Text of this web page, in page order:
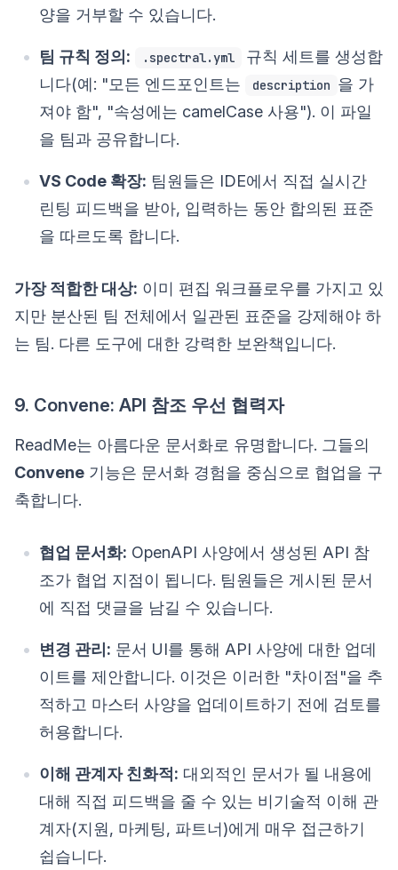
양을 거부할 수 있습니다.
팀 규칙 정의: .spectral.yml
규칙 세트를 생성합
니다(예: "모든 엔드포인트는
description 을 가
져야 함", "속성에는 camelCase 사용"). 이 파일
을 팀과 공유합니다.
VS Code 확장: 팀원들은 IDE에서 직접 실시간
린팅 피드백을 받아, 입력하는 동안 합의된 표준
을 따르도록 합니다.
가장 적합한 대상: 이미 편집 워크플로우를 가지고 있
지만 분산된 팀 전체에서 일관된 표준을 강제해야 하
는 팀. 다른 도구에 대한 강력한 보완책입니다.
9. Convene: API 참조 우선 협력자
ReadMe는 아름다운 문서화로 유명합니다. 그들의
Convene 기능은 문서화 경험을 중심으로 협업을 구
축합니다.
협업 문서화: OpenAPI 사양에서 생성된 API 참
조가 협업 지점이 됩니다. 팀원들은 게시된 문서
에 직접 댓글을 남길 수 있습니다.
변경 관리: 문서 UI를 통해 API 사양에 대한 업데
이트를 제안합니다. 이것은 이러한 "차이점"을 추
적하고 마스터 사양을 업데이트하기 전에 검토를
허용합니다.
이해 관계자 친화적: 대외적인 문서가 될 내용에
대해 직접 피드백을 줄 수 있는 비기술적 이해 관
계자(지원, 마케팅, 파트너)에게 매우 접근하기
쉽습니다.